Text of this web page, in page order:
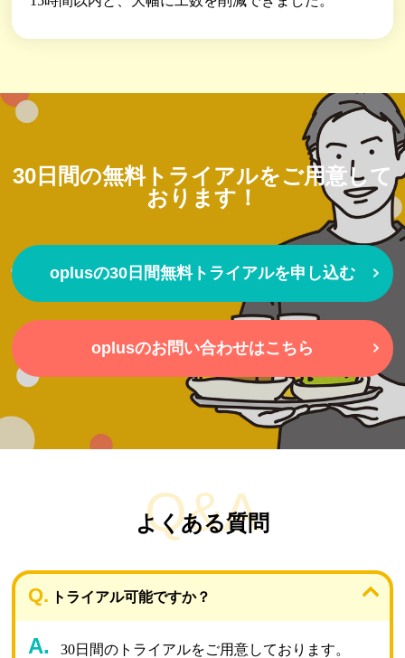
30日間の無料トライアルをご用意して
おります！
oplusの30日間無料トライアルを申し込む
oplusのお問い合わせはこちら
Q&A
よくある質問
トライアル可能ですか？
30日間のトライアルをご用意しております。